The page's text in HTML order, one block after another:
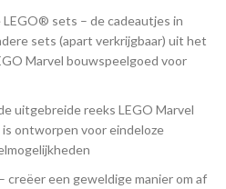
sets – de cadeautjes in
sets (apart verkrijgbaar) uit het
Marvel bouwspeelgoed voor
uitgebreide reeks LEGO Marvel
ontworpen voor eindeloze
creëer een geweldige manier om af